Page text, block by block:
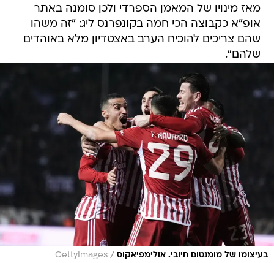
מאז מינויו של המאמן הספרדי ולכן סומנה באתר
אופ"א כקבוצה הכי חמה בקונפרנס ליג: "זה משהו
שהם צריכים להוכיח הערב באצטדיון מלא באוהדים
שלהם".
בעיצומו של מומנטום חיובי. אולימפיאקוס /
GettyImages